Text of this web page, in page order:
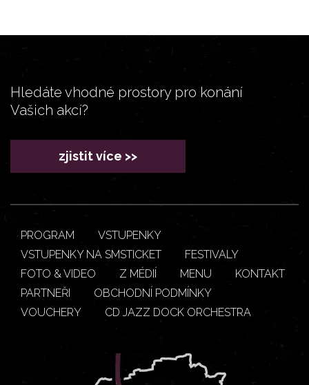
Hledáte vhodné prostory pro konání
Vašich akcí?
zjistit více >>
PROGRAM
VSTUPENKY
VSTUPENKY NA SMSTICKET
FESTIVALY
FOTO & VIDEO
Z MÉDIÍ MENU
KONTAKT
PARTNEŘI
OBCHODNÍ PODMÍNKY
VOUCHERY
CD JAZZ DOCK ORCHESTRA